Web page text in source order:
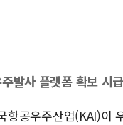
발사 플랫폼 확보 시
공우주산업(KAI)이